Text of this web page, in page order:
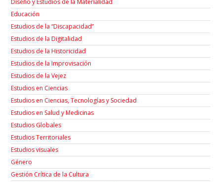
Diseño y Estudios de la Materialidad
Educación
Estudios de la “Discapacidad”
Estudios de la Digitalidad
Estudios de la Historicidad
Estudios de la Improvisación
Estudios de la Vejez
Estudios en Ciencias
Estudios en Ciencias, Tecnologías y Sociedad
Estudios en Salud y Medicinas
Estudios Globales
Estudios Territoriales
Estudios visuales
Género
Gestión Crítica de la Cultura